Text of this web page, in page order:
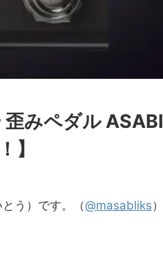
みペダル ASABI
】
う）です。（@masabliks）